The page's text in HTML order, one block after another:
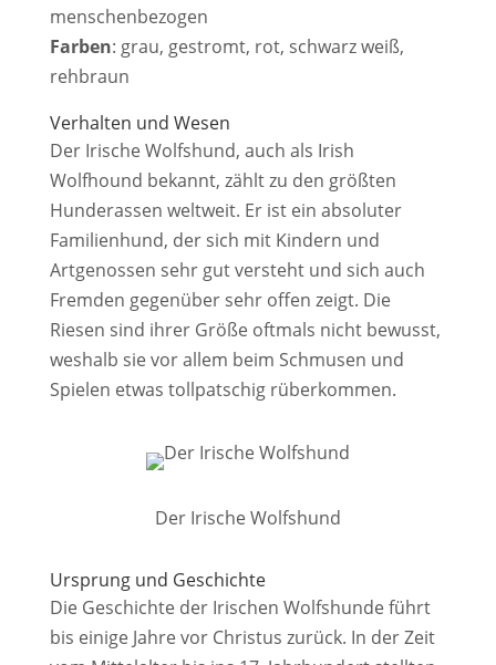
menschenbezogen
Farben: grau, gestromt, rot, schwarz weiß,
rehbraun
Verhalten und Wesen
Der Irische Wolfshund, auch als Irish
Wolfhound bekannt, zählt zu den größten
Hunderassen weltweit. Er ist ein absoluter
Familienhund, der sich mit Kindern und
Artgenossen sehr gut versteht und sich auch
Fremden gegenüber sehr offen zeigt. Die
Riesen sind ihrer Größe oftmals nicht bewusst,
weshalb sie vor allem beim Schmusen und
Spielen etwas tollpatschig rüberkommen.
Der Irische Wolfshund
Ursprung und Geschichte
Die Geschichte der Irischen Wolfshunde führt
bis einige Jahre vor Christus zurück. In der Zeit